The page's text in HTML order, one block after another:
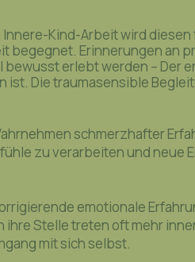
Kind-Arbeit wird
begegnet. Erinnerungen an
bewusst erlebt werden – Der
ist. Die traumasensible
schmerzhafter
zu verarbeiten und neue
emotionale
Stelle treten oft mehr
mit sich selbst.